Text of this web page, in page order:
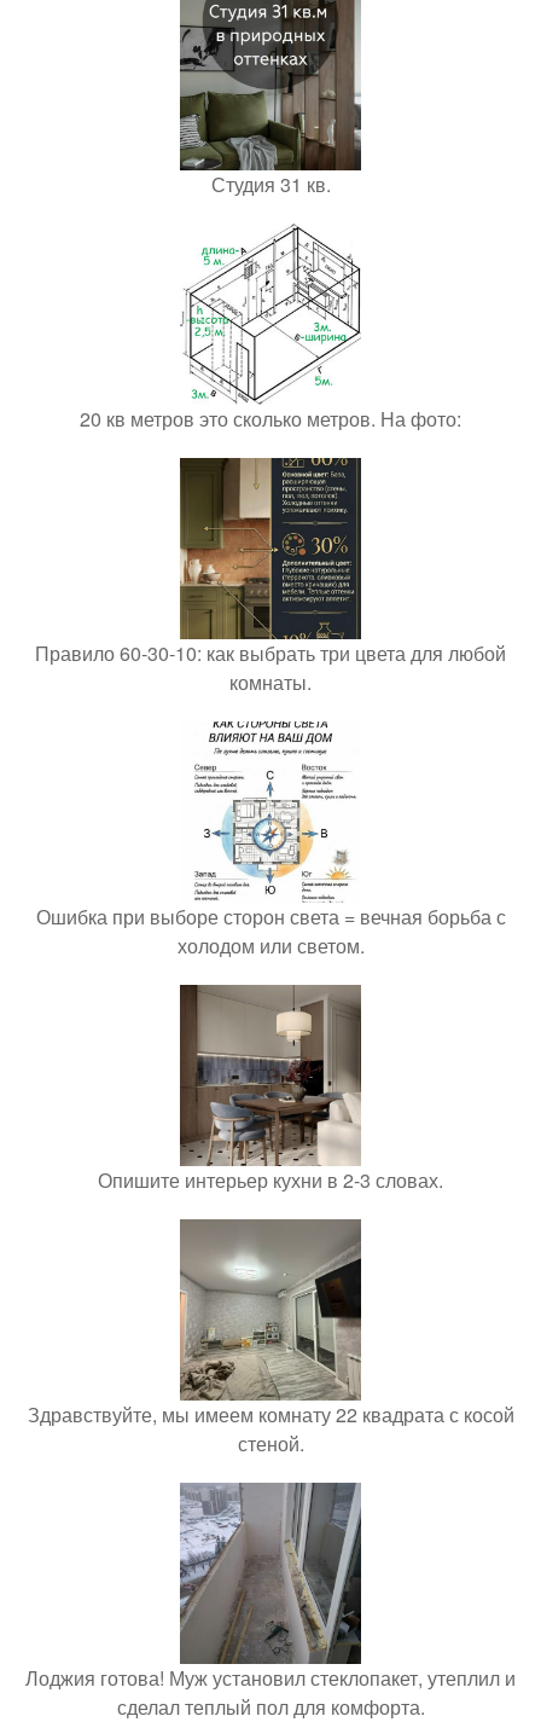
Студия 31 кв.
20 кв метров это сколько метров. На фото:
Правило 60-30-10: как выбрать три цвета для любой
комнаты.
Ошибка при выборе сторон света = вечная борьба с
холодом или светом.
Опишите интерьер кухни в 2-3 словах.
Здравствуйте, мы имеем комнату 22 квадрата с косой
стеной.
Лоджия готова! Муж установил стеклопакет, утеплил и
сделал теплый пол для комфорта.